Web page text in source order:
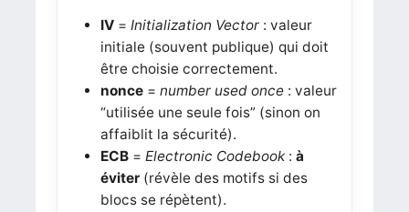
IV= Initialization Vector: valeur
initiale (souvent publique) qui doit
être choisie correctement.
nonce= number used once: valeur
“utilisée une seule fois” (sinon on
affaiblit la sécurité).
ECB= Electronic Codebook: à
éviter(révèle des motifs si des
blocs se répètent).